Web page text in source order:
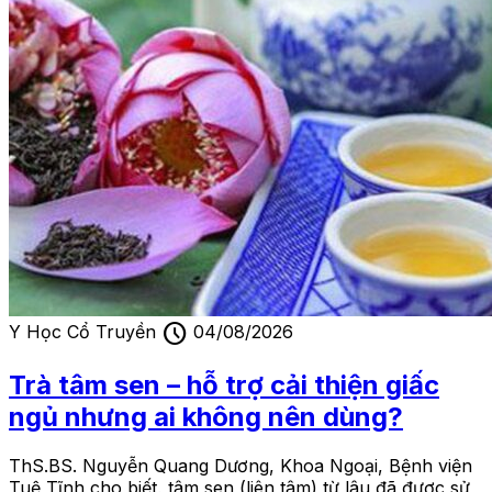
Y Học Cổ Truyền schedule 04/08/2026
Trà tâm sen – hỗ trợ cải thiện giấc
ngủ nhưng ai không nên dùng?
ThS.BS. Nguyễn Quang Dương, Khoa Ngoại, Bệnh viện
Tuệ Tĩnh cho biết, tâm sen (liên tâm) từ lâu đã được sử